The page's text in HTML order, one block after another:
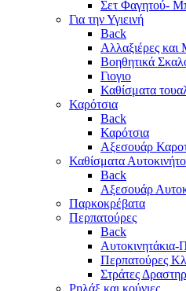
Σετ Φαγητού-
Για την Υγιεινή
Back
Αλλαξιέρες και
Βοηθητικά
Γιογιο
Καθίσματα
Καρότσια
Back
Καρότσια
Αξεσουάρ
Καθίσματα
Back
Αξεσουάρ
Παρκοκρέβατα
Περπατούρες
Back
Αυτοκινητάκια-
Περπατούρες
Στράτες
Ρηλάξ και κούνιες